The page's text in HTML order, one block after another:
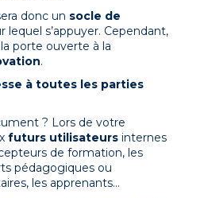
donc un socle de
lequel s’appuyer. Cependant,
porte ouverte à la
.
à toutes les parties
? Lors de votre
futurs utilisateurs internes
de formation, les
pédagogiques ou
les apprenants…